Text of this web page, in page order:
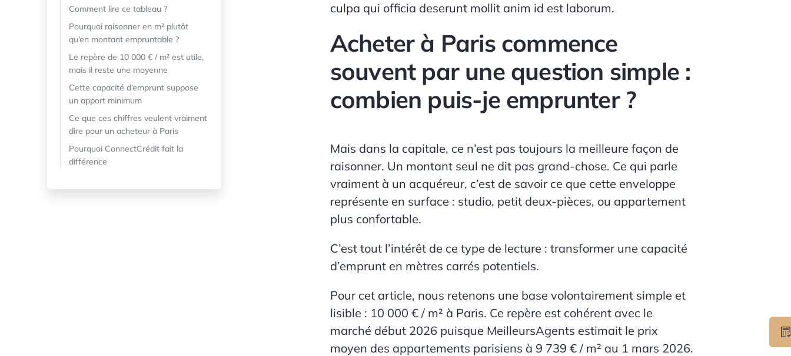
Comment lire ce tableau ?
Pourquoi raisonner en m² plutôt
qu’en montant empruntable ?
Le repère de 10 000 € / m² est utile,
mais il reste une moyenne
Cette capacité d’emprunt suppose
un apport minimum
Ce que ces chiffres veulent vraiment
dire pour un acheteur à Paris
Pourquoi ConnectCrédit fait la
différence
culpa qui officia deserunt mollit anim id est laborum.
Acheter à Paris commence
souvent par une question simple :
combien puis-je emprunter ?
Mais dans la capitale, ce n’est pas toujours la meilleure façon de
raisonner. Un montant seul ne dit pas grand-chose. Ce qui parle
vraiment à un acquéreur, c’est de savoir ce que cette enveloppe
représente en surface : studio, petit deux-pièces, ou appartement
plus confortable.
C’est tout l’intérêt de ce type de lecture : transformer une capacité
d’emprunt en mètres carrés potentiels.
Pour cet article, nous retenons une base volontairement simple et
lisible : 10 000 € / m² à Paris. Ce repère est cohérent avec le
marché début 2026 puisque MeilleursAgents estimait le prix
moyen des appartements parisiens à 9 739 € / m² au 1 mars 2026.